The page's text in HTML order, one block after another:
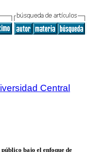
Central
bajo el enfoque de